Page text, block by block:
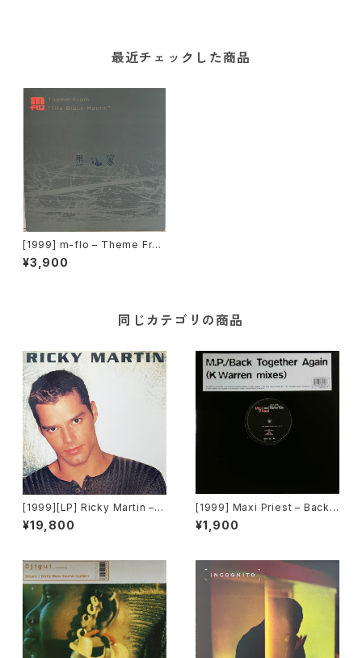
最近チェックした商品
[1999] m-flo – Theme Fro
m "The Black House" (黒い
家) [Rhythm Zone]
¥3,900
同じカテゴリの商品
[1999][LP] Ricky Martin – R
icky Martin [Columbia][2枚
組]
¥19,800
[1999] Maxi Priest – Back
Together Again (K Warren
Remixes) [Virgin]
¥1,900